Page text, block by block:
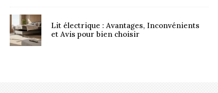
Lit électrique : Avantages, Inconvénients
et Avis pour bien choisir